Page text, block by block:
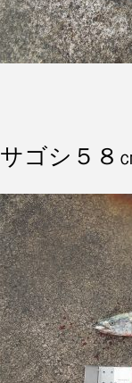
サゴシ５